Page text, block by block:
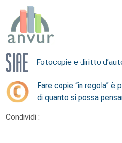
Fotocopie e diritto
Fare copie “in regola” è
di quanto si possa
Condividi :